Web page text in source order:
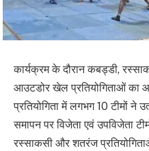
कार्यक्रम के दौरान कबड्डी,
आउटडोर खेल प्रतियोगिताओं का
प्रतियोगिता में लगभग 10 टीमों ने
समापन पर विजेता एवं उपविजेता
रस्साकसी और शतरंज